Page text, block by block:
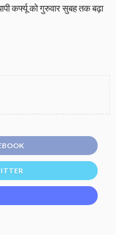
कर्फ्यू को गुरुवार सुबह तक बढ़ा